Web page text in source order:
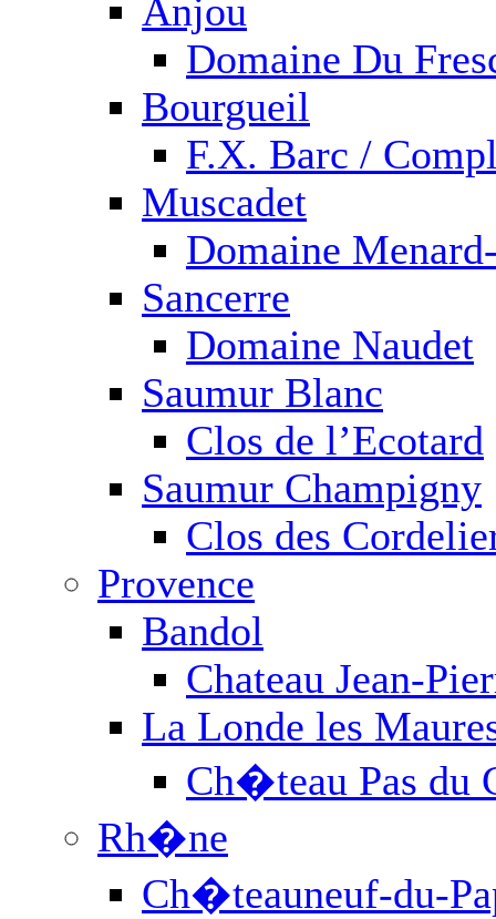
Anjou
Domaine Du
Bourgueil
F.X. Barc /
Muscadet
Domaine
Sancerre
Domaine Naudet
Saumur Blanc
Clos de l’Ecotard
Saumur Champigny
Clos des
Provence
Bandol
Chateau Jean-
La Londe les
Ch�teau Pas du
Rh�ne
Ch�teauneuf-du-